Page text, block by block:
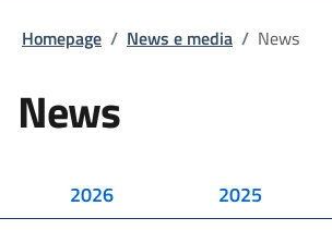
Homepage / News e media / News
News
2026 2025